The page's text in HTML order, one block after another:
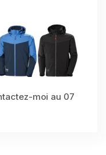
moi au 07